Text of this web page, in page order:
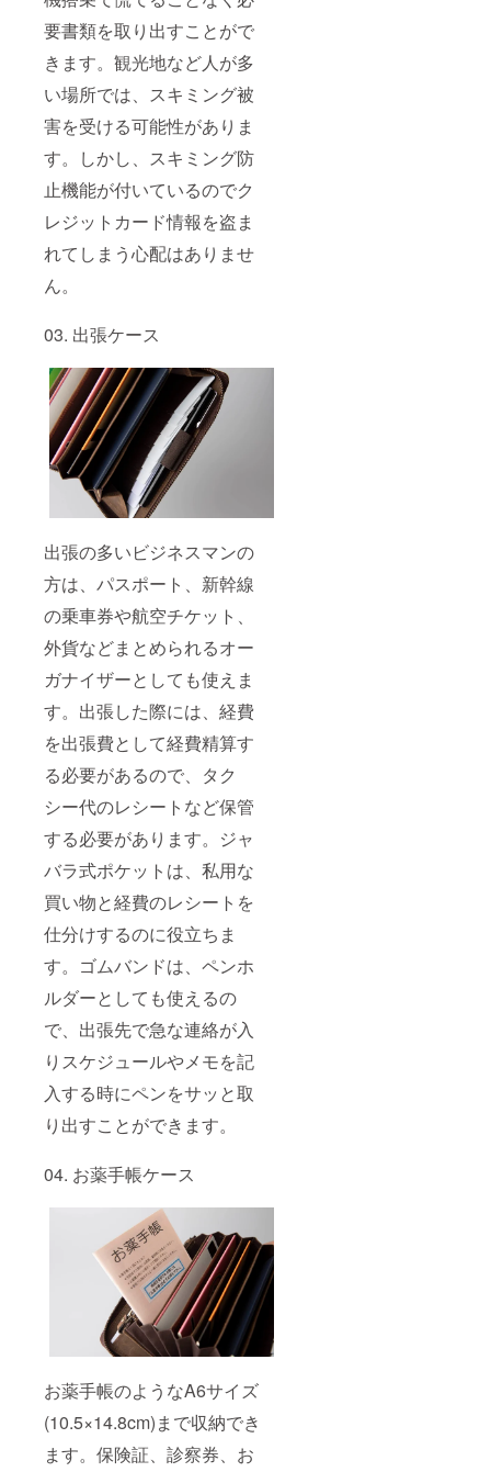
要書類を取り出すことがで
きます。観光地など人が多
い場所では、スキミング被
害を受ける可能性がありま
す。しかし、スキミング防
止機能が付いているのでク
レジットカード情報を盗ま
れてしまう心配はありませ
ん。
03. 出張ケース
出張の多いビジネスマンの
方は、パスポート、新幹線
の乗車券や航空チケット、
外貨などまとめられるオー
ガナイザーとしても使えま
す。出張した際には、経費
を出張費として経費精算す
る必要があるので、タク
シー代のレシートなど保管
する必要があります。ジャ
バラ式ポケットは、私用な
買い物と経費のレシートを
仕分けするのに役立ちま
す。ゴムバンドは、ペンホ
ルダーとしても使えるの
で、出張先で急な連絡が入
りスケジュールやメモを記
入する時にペンをサッと取
り出すことができます。
04. お薬手帳ケース
お薬手帳のようなA6サイズ
(10.5×14.8cm)まで収納でき
ます。保険証、診察券、お